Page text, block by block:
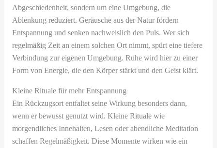
Abgeschiedenheit, sondern um eine Umgebung, die
Ablenkung reduziert. Geräusche aus der Natur fördern
Entspannung und senken nachweislich den Puls. Wer sich
regelmäßig Zeit an einem solchen Ort nimmt, spürt eine tiefere
Verbindung zur eigenen Umgebung. Ruhe wird hier zu einer
Form von Energie, die den Körper stärkt und den Geist klärt.
Kleine Rituale für mehr Entspannung
Ein Rückzugsort entfaltet seine Wirkung besonders dann,
wenn er bewusst genutzt wird. Kleine Rituale wie
morgendliches Innehalten, Lesen oder abendliche Meditation
schaffen Regelmäßigkeit. Diese Momente wirken wie ein